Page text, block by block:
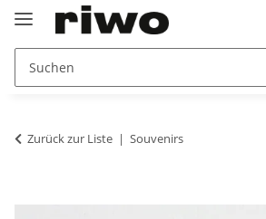
Zurück zur Liste Souvenirs